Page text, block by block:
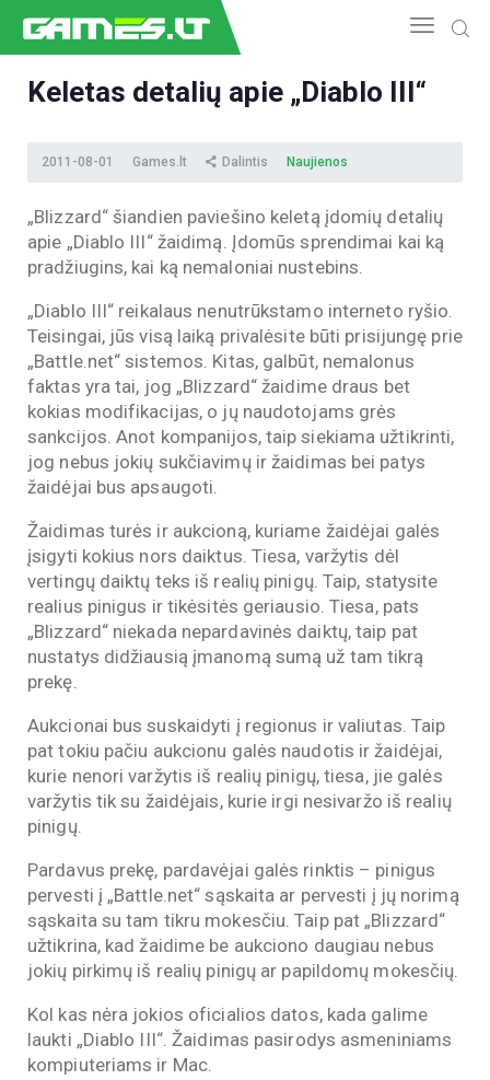
GAMEDEV
GELEŽIS
VIDEO
ŽAIDIMAI
Keletas detalių apie „Diablo III“
2011-08-01 Games.lt Dalintis Naujienos
„Blizzard“ šiandien paviešino keletą įdomių detalių
apie „Diablo III“ žaidimą. Įdomūs sprendimai kai ką
pradžiugins, kai ką nemaloniai nustebins.
„Diablo III“ reikalaus nenutrūkstamo interneto ryšio.
Teisingai, jūs visą laiką privalėsite būti prisijungę prie
„Battle.net“ sistemos. Kitas, galbūt, nemalonus
faktas yra tai, jog „Blizzard“ žaidime draus bet
kokias modifikacijas, o jų naudotojams grės
sankcijos. Anot kompanijos, taip siekiama užtikrinti,
jog nebus jokių sukčiavimų ir žaidimas bei patys
žaidėjai bus apsaugoti.
Žaidimas turės ir aukcioną, kuriame žaidėjai galės
įsigyti kokius nors daiktus. Tiesa, varžytis dėl
vertingų daiktų teks iš realių pinigų. Taip, statysite
realius pinigus ir tikėsitės geriausio. Tiesa, pats
„Blizzard“ niekada nepardavinės daiktų, taip pat
nustatys didžiausią įmanomą sumą už tam tikrą
prekę.
Aukcionai bus suskaidyti į regionus ir valiutas. Taip
pat tokiu pačiu aukcionu galės naudotis ir žaidėjai,
kurie nenori varžytis iš realių pinigų, tiesa, jie galės
varžytis tik su žaidėjais, kurie irgi nesivaržo iš realių
pinigų.
Pardavus prekę, pardavėjai galės rinktis – pinigus
pervesti į „Battle.net“ sąskaita ar pervesti į jų norimą
sąskaita su tam tikru mokesčiu. Taip pat „Blizzard“
užtikrina, kad žaidime be aukciono daugiau nebus
jokių pirkimų iš realių pinigų ar papildomų mokesčių.
Kol kas nėra jokios oficialios datos, kada galime
laukti „Diablo III“. Žaidimas pasirodys asmeniniams
kompiuteriams ir Mac.